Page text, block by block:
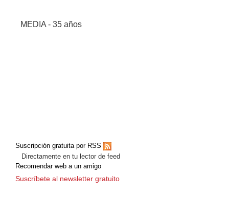
MEDIA - 35 años
Suscripción gratuita por RSS
Directamente en tu lector de feed
Recomendar web a un amigo
Suscríbete al newsletter gratuito